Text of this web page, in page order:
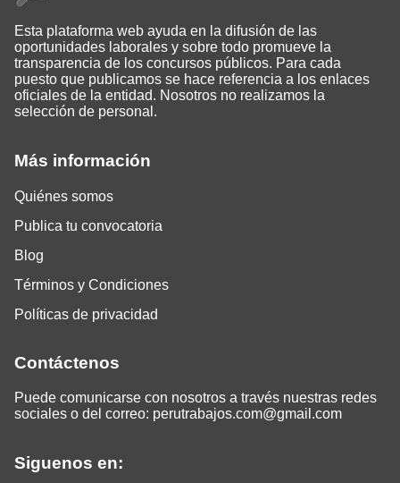
Más información
Quiénes somos
Publica tu convocatoria
Blog
Términos y Condiciones
Políticas de privacidad
Contáctenos
Puede comunicarse con nosotros a través nuestras redes
sociales o del correo: perutrabajos.com@gmail.com
Siguenos en:
Esta plataforma web ayuda en la difusión de las
oportunidades laborales y sobre todo promueve la
transparencia de los concursos públicos. Para cada
puesto que publicamos se hace referencia a los enlaces
oficiales de la entidad. Nosotros no realizamos la
selección de personal.